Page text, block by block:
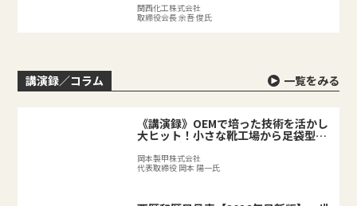
関西化工株式会社
取締役会長 余吾 俊氏
講演録／コラム 一覧をみる
《講演録》OEMで培った技術を活かし
大ヒット！小さな靴工場から足袋型シ
ューズが誕生するまで
岡本製甲株式会社
代表取締役 岡本 陽一氏